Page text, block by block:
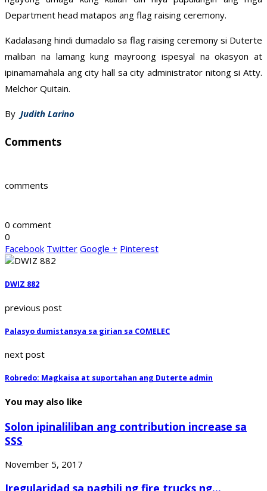
Department head matapos ang flag raising ceremony.
Kadalasang hindi dumadalo sa flag raising ceremony si Duterte
maliban na lamang kung mayroong ispesyal na okasyon at
ipinamamahala ang city hall sa city administrator nitong si Atty.
Melchor Quitain.
By Judith Larino
Comments
comments
0 comment
0
Facebook Twitter Google + Pinterest
DWIZ 882
previous post
Palasyo dumistansya sa girian sa COMELEC
next post
Robredo: Magkaisa at suportahan ang Duterte admin
You may also like
Solon ipinaliliban ang contribution increase sa
SSS
November 5, 2017
Iregularidad sa pagbili ng fire trucks ng...